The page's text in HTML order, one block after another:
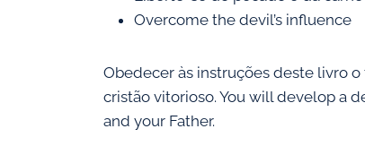
Overcome the devil’s influence
Obedecer às instruções deste livro
cristão vitorioso. You will develop a
and your Father.